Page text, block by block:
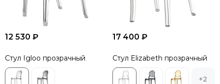
12 530 ₽
Стул Igloo прозрачный
17 400 ₽
Стул Elizabeth прозрачный
+2